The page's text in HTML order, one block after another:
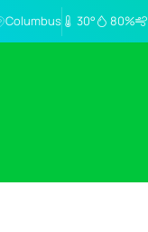
Columbus 30° 80%